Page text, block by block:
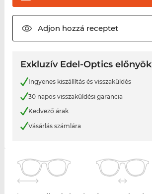
Adjon hozzá receptet
Exkluzív Edel-Optics előnyök
Ingyenes kiszállítás és visszaküldés
30 napos visszaküldési garancia
Kedvező árak
Vásárlás számlára